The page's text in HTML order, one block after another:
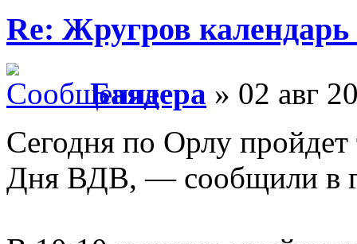
Re: Жругров календарь
Баядера » 02 авг
Сегодня по Орлу пройдет
Дня ВДВ, — сообщили в